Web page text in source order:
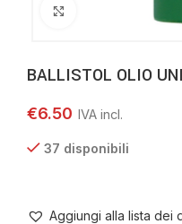
Clicca per
BALLISTOL OLIO
€6.50
37 disponibili
Aggiungi alla lista dei